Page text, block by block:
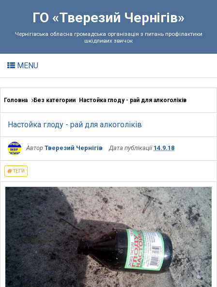
ГО «Тверезий Чернігів»
Чернігівська обласна громадська організація з питань профілактики
шкідливих звичок
MENU
Головна Без категории Настойка глоду - рай для алкоголіків
Настойка глоду - рай для алкоголіків
Автор Тверезий Чернігів Дата публікації14.9.18
ТЕГИ